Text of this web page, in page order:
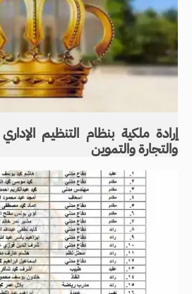
إرادة ملكية بنظام التنظيم
والتجارة والتموين